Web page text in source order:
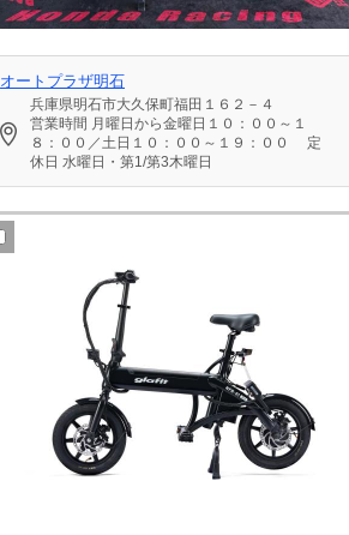
オートプラザ明石
兵庫県明石市大久保町福田１６２－４
営業時間 月曜日から金曜日１０：００～１
８：００／土日１０：００～１９：００
定
休日 水曜日・第1/第3木曜日